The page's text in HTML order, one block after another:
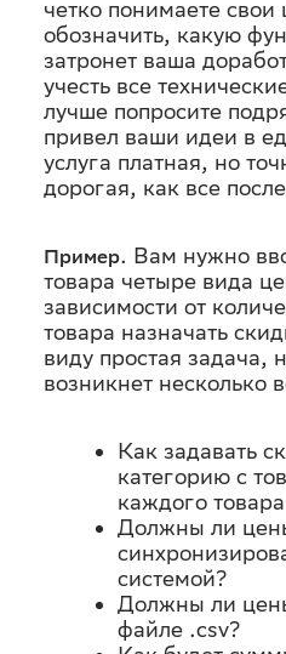
четко понимаете
обозначить, какую
затронет ваша
учесть все
лучше попросите
привел ваши идеи в
услуга платная, но
дорогая, как все
Пример. Вам нужно
товара четыре вида
зависимости от
товара назначать
виду простая задача,
возникнет несколько
Как задавать
категорию с
каждого
Должны ли
системой?
Должны ли
файле .csv?